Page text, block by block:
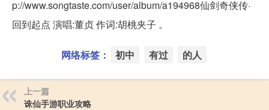
p://www.songtaste.com/user/album/a194968仙剑奇侠传·
回到起点 演唱:董贞 作词:胡桃夹子 。
网络标签： 初中 有过 的人
上一篇
诛仙手游职业攻略